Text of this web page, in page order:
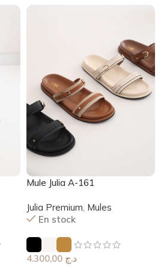
Mule Julia A-161
Julia Premium, Mules
En stock
د.ج